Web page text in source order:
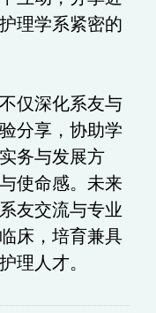
理学系紧密的
仅深化系友与
分享，协助学
务与发展方
使命感。未来
友交流与专业
床，培育兼具
理人才。